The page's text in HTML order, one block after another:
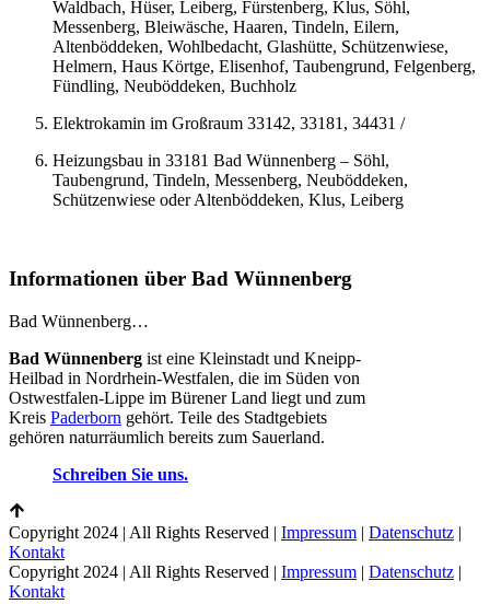
Waldbach, Hüser, Leiberg, Fürstenberg, Klus, Söhl,
Messenberg, Bleiwäsche, Haaren, Tindeln, Eilern,
Altenböddeken, Wohlbedacht, Glashütte, Schützenwiese,
Helmern, Haus Körtge, Elisenhof, Taubengrund, Felgenberg,
Fündling, Neuböddeken, Buchholz
Elektrokamin im Großraum 33142, 33181, 34431 /
Heizungsbau in 33181 Bad Wünnenberg – Söhl,
Taubengrund, Tindeln, Messenberg, Neuböddeken,
Schützenwiese oder Altenböddeken, Klus, Leiberg
Informationen über Bad Wünnenberg
Bad Wünnenberg…
Bad Wünnenberg ist eine Kleinstadt und Kneipp-
Heilbad in Nordrhein-Westfalen, die im Süden von
Ostwestfalen-Lippe im Bürener Land liegt und zum
Kreis Paderborn gehört. Teile des Stadtgebiets
gehören naturräumlich bereits zum Sauerland.
Schreiben Sie uns.
Copyright 2024 | All Rights Reserved | Impressum | Datenschutz |
Kontakt
Copyright 2024 | All Rights Reserved | Impressum | Datenschutz |
Kontakt